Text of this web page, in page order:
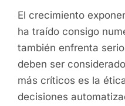
El crecimiento
ha traído consigo
también enfrenta
deben ser
más críticos es la
decisiones